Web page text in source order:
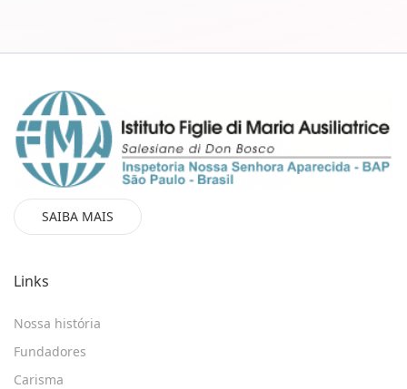
SAIBA MAIS
Links
Nossa história
Fundadores
Carisma